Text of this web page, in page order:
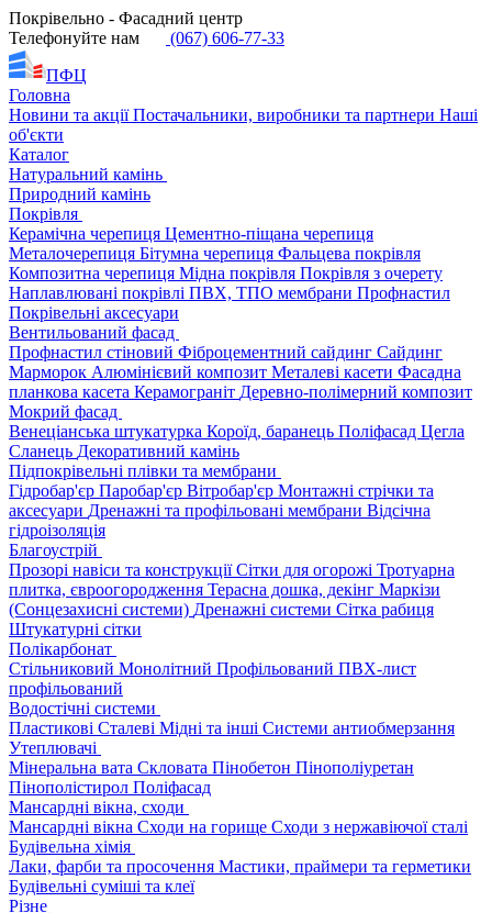
Покрівельно - Фасадний центр
Телефонуйте нам
(067) 606-77-33
ПФЦ
Головна
Новини та акціїПостачальники, виробники та партнери Наші
об'єкти
Каталог
Натуральний камінь
Природний камінь
Покрівля
Керамічна черепиця Цементно-піщана черепиця
Металочерепиця Бітумна черепиця Фальцева покрівля
Композитна черепиця Мідна покрівля Покрівля з очерету
Наплавлювані покрівлі ПВХ, ТПО мембрани Профнастил
Покрівельні аксесуари
Вентильований фасад
Профнастил стіновий Фіброцементний сайдинг Сайдинг
Марморок Алюмінієвий композит Металеві касети Фасадна
планкова касета Керамограніт Деревно-полімерний композит
Мокрий фасад
Венеціанська штукатурка Короїд, баранець Поліфасад Цегла
Сланець Декоративний камінь
Підпокрівельні плівки та мембрани
Гідробар'єр Паробар'єр Вітробар'єр Монтажні стрічки та
аксесуари Дренажні та профільовані мембрани Відсічна
гідроізоляція
Благоустрій
Прозорі навіси та конструкціїСітки для огорожі Тротуарна
плитка, євроогородження Терасна дошка, декінг Маркізи
(Сонцезахисні системи) Дренажні системи Сітка рабиця
Штукатурні сітки
Полікарбонат
Стільниковий Монолітний Профільований ПВХ-лист
профільований
Водостічні системи
Пластикові Сталеві Мідні та інші Системи антиобмерзання
Утеплювачі
Мінеральна вата Скловата Пінобетон Пінополіуретан
Пінополістирол Поліфасад
Мансардні вікна, сходи
Мансардні вікна Сходи на горище Сходи з нержавіючої сталі
Будівельна хімія
Лаки, фарби та просочення Мастики, праймери та герметики
Будівельні суміші та клеї
Різне